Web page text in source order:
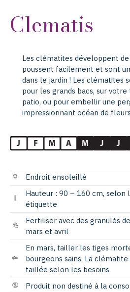
Clematis
Les clématites développent
poussent facilement et sont
dans le jardin ! Les clématites
pour les grands bacs, sur
patio, ou pour embellir une
impressionnant océan de
Endroit ensoleillé
Hauteur : 90 – 160 cm, selon
étiquette
Fertiliser avec des granulés
mars et avril
En mars, tailler les tiges
bourgeons sains. La
taillée selon les besoins.
Produit non destiné à la